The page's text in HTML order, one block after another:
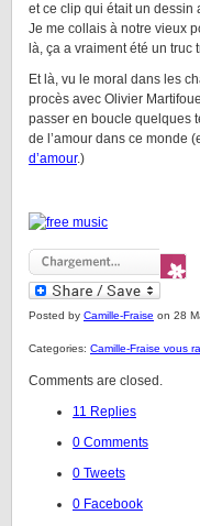
et ce clip qui était un dessin
Je me collais à notre vieux
là, ça a vraiment été un truc
Et là, vu le moral dans les
procès avec Olivier
passer en boucle quelques
de l’amour dans ce monde
d’amour.)
Posted by Camille-Fraise on 28
Categories: Camille-Fraise vous
Comments are closed.
11 Replies
0 Comments
0 Tweets
0 Facebook